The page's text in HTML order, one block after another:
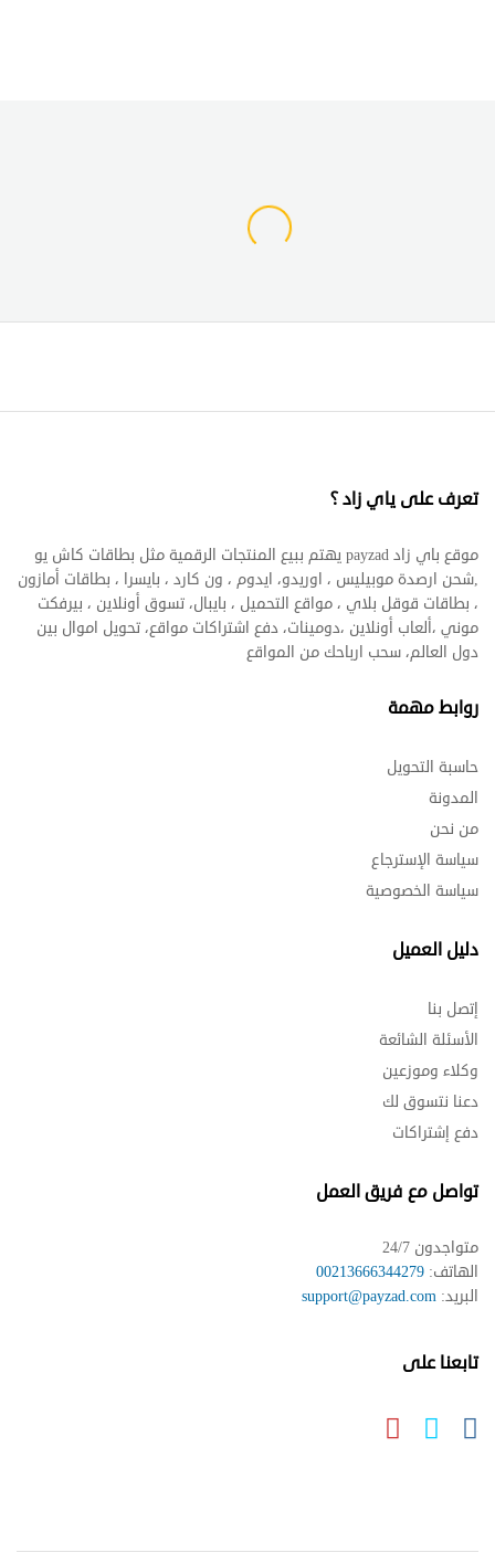
تعرف على ياي زاد ؟
موقع باي زاد payzad يهتم ببيع المنتجات الرقمية مثل بطاقات كاش يو
,شحن ارصدة موبيليس ، اوريدو، ايدوم ، ون كارد ، بايسرا ، بطاقات أمازون
، بطاقات قوقل بلاي ، مواقع التحميل ، بايبال، تسوق أونلاين ، بيرفكت
موني ،ألعاب أونلاين ،دومينات، دفع اشتراكات مواقع، تحويل اموال بين
دول العالم، سحب ارباحك من المواقع
روابط مهمة
حاسبة التحويل
المدونة
من نحن
سياسة الإسترجاع
سياسة الخصوصية
دليل العميل
إتصل بنا
الأسئلة الشائعة
وكلاء وموزعين
دعنا نتسوق لك
دفع إشتراكات
تواصل مع فريق العمل
متواجدون 24/7
الهاتف: 00213666344279
البريد: support@payzad.com
تابعنا على